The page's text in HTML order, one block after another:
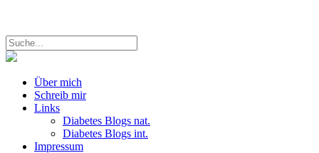
Über mich
Schreib mir
Links
Diabetes Blogs nat.
Diabetes Blogs int.
Impressum